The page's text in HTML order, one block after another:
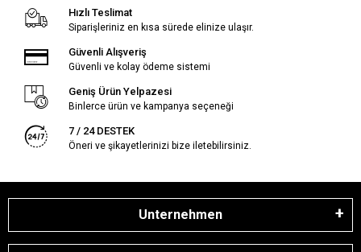
Hızlı Teslimat
Siparişleriniz en kısa sürede elinize ulaşır.
Güvenli Alışveriş
Güvenli ve kolay ödeme sistemi
Geniş Ürün Yelpazesi
Binlerce ürün ve kampanya seçeneği
7 / 24 DESTEK
Öneri ve şikayetlerinizi bize iletebilirsiniz.
Unternehmen